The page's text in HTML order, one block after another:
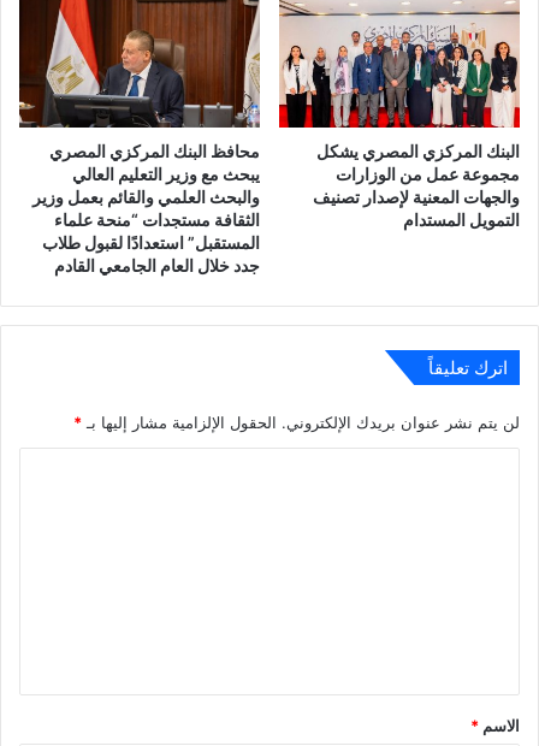
البنك المركزي المصري يشكل
مجموعة عمل من الوزارات
والجهات المعنية لإصدار تصنيف
التمويل المستدام
محافظ البنك المركزي المصري
يبحث مع وزير التعليم العالي
والبحث العلمي والقائم بعمل وزير
الثقافة مستجدات “منحة علماء
المستقبل” استعدادًا لقبول طلاب
جدد خلال العام الجامعي القادم
اترك تعليقاً
لن يتم نشر عنوان بريدك الإلكتروني. الحقول الإلزامية مشار إليها بـ*
*
الاسم *